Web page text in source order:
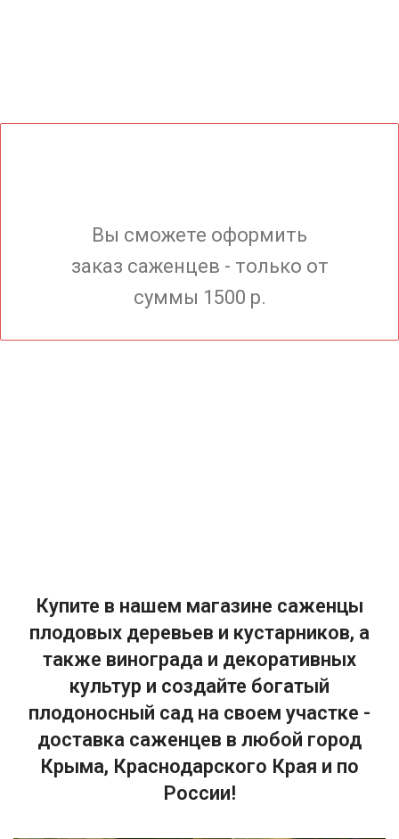
Вы сможете оформить
заказ саженцев - только от
суммы 1500 р.
Купите в нашем магазине саженцы
плодовых деревьев и кустарников, а
также винограда и декоративных
культур и создайте богатый
плодоносный сад на своем участке -
доставка саженцев в любой город
Крыма, Краснодарского Края и по
России!